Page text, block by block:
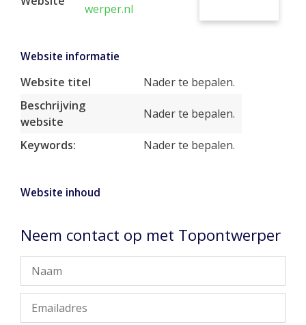
werper.nl
Website informatie
Website titel
Nader te bepalen.
Beschrijving
website
Nader te bepalen.
Keywords: Nader te bepalen.
Website inhoud
Neem contact op met Topontwerper